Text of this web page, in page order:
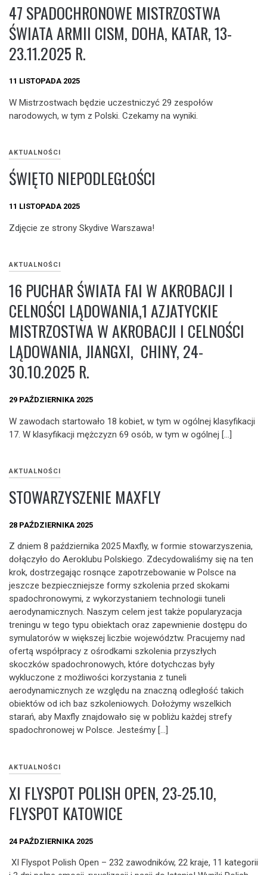
47 SPADOCHRONOWE MISTRZOSTWA
ŚWIATA ARMII CISM, DOHA, KATAR, 13-
23.11.2025 R.
11 LISTOPADA 2025
W Mistrzostwach będzie uczestniczyć 29 zespołów
narodowych, w tym z Polski. Czekamy na wyniki.
AKTUALNOŚCI
ŚWIĘTO NIEPODLEGŁOŚCI
11 LISTOPADA 2025
Zdjęcie ze strony Skydive Warszawa!
AKTUALNOŚCI
16 PUCHAR ŚWIATA FAI W AKROBACJI I
CELNOŚCI LĄDOWANIA,1 AZJATYCKIE
MISTRZOSTWA W AKROBACJI I CELNOŚCI
LĄDOWANIA, JIANGXI, CHINY, 24-
30.10.2025 R.
29 PAŹDZIERNIKA 2025
W zawodach startowało 18 kobiet, w tym w ogólnej klasyfikacji
17. W klasyfikacji mężczyzn 69 osób, w tym w ogólnej […]
AKTUALNOŚCI
STOWARZYSZENIE MAXFLY
28 PAŹDZIERNIKA 2025
Z dniem 8 października 2025 Maxfly, w formie stowarzyszenia,
dołączyło do Aeroklubu Polskiego. Zdecydowaliśmy się na ten
krok, dostrzegając rosnące zapotrzebowanie w Polsce na
jeszcze bezpieczniejsze formy szkolenia przed skokami
spadochronowymi, z wykorzystaniem technologii tuneli
aerodynamicznych. Naszym celem jest także popularyzacja
treningu w tego typu obiektach oraz zapewnienie dostępu do
symulatorów w większej liczbie województw. Pracujemy nad
ofertą współpracy z ośrodkami szkolenia przyszłych
skoczków spadochronowych, które dotychczas były
wykluczone z możliwości korzystania z tuneli
aerodynamicznych ze względu na znaczną odległość takich
obiektów od ich baz szkoleniowych. Dołożymy wszelkich
starań, aby Maxfly znajdowało się w pobliżu każdej strefy
spadochronowej w Polsce. Jesteśmy […]
AKTUALNOŚCI
XI FLYSPOT POLISH OPEN, 23-25.10,
FLYSPOT KATOWICE
24 PAŹDZIERNIKA 2025
XI Flyspot Polish Open – 232 zawodników, 22 kraje, 11 kategorii